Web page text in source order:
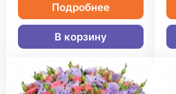
Подробнее
В корзину